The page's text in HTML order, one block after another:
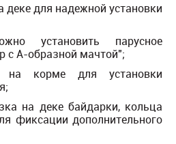
для надежной установки
установить парусное
с А-образной мачтой";
на корме для установки
на деке байдарки, кольца
фиксации дополнительного